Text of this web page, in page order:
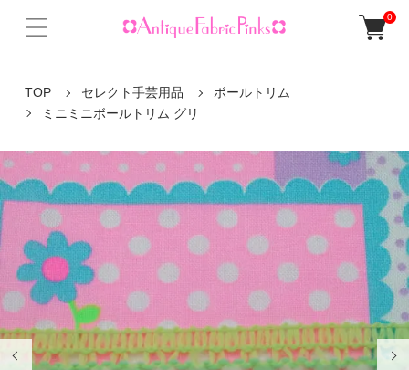
0
TOP セレクト手芸用品
ボールトリム
ミニミニボールトリム グリ